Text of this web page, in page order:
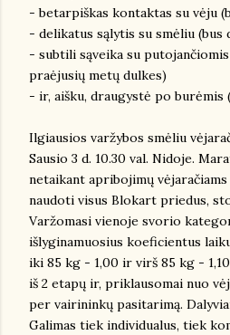
- betarpiškas kontaktas su vėju
- delikatus sąlytis su smėliu (bus
- subtili sąveika su
praėjusių metų dulkes)
- ir, aišku, draugystė po burėmis
Ilgiausios varžybos smėliu
Sausio 3 d. 10.30 val. Nidoje.
netaikant apribojimų
naudoti visus Blokart priedus,
Varžomasi vienoje svorio
išlyginamuosius koeficientus
iki 85 kg - 1,00 ir virš 85 kg -
iš 2 etapų ir, priklausomai nuo
per vairininkų pasitarimą.
Galimas tiek individualus, tiek